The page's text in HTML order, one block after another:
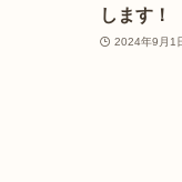
します！
2024年9月1